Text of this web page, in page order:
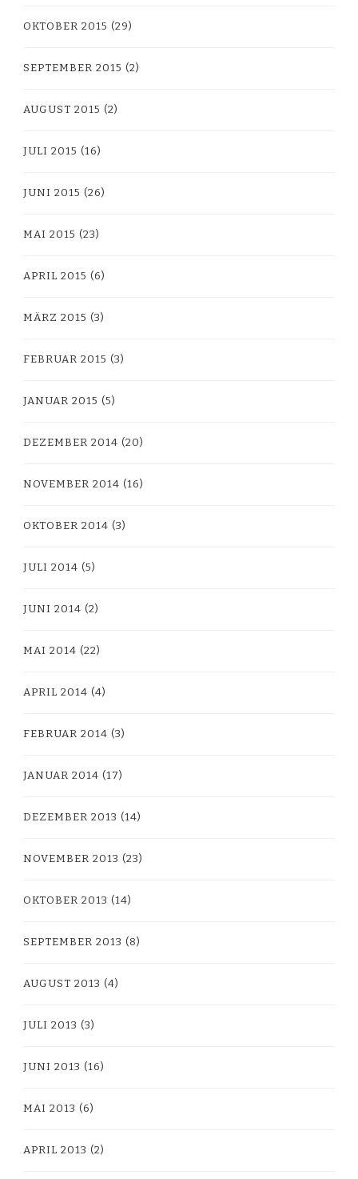
OKTOBER 2015 (29)
SEPTEMBER 2015 (2)
AUGUST 2015 (2)
JULI 2015 (16)
JUNI 2015 (26)
MAI 2015 (23)
APRIL 2015 (6)
MÄRZ 2015 (3)
FEBRUAR 2015 (3)
JANUAR 2015 (5)
DEZEMBER 2014 (20)
NOVEMBER 2014 (16)
OKTOBER 2014 (3)
JULI 2014 (5)
JUNI 2014 (2)
MAI 2014 (22)
APRIL 2014 (4)
FEBRUAR 2014 (3)
JANUAR 2014 (17)
DEZEMBER 2013 (14)
NOVEMBER 2013 (23)
OKTOBER 2013 (14)
SEPTEMBER 2013 (8)
AUGUST 2013 (4)
JULI 2013 (3)
JUNI 2013 (16)
MAI 2013 (6)
APRIL 2013 (2)